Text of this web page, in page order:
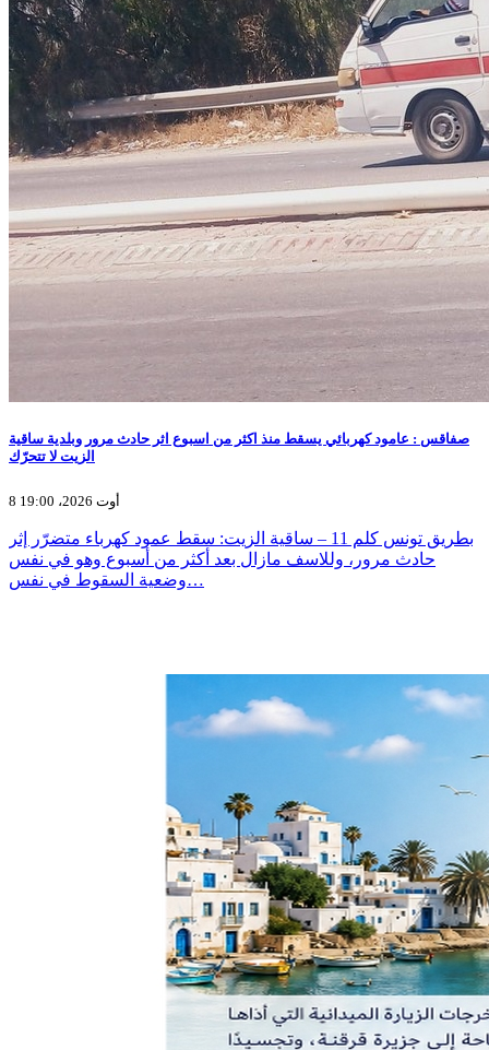
صفاقس : عامود كهربائي يسقط منذ اكثر من اسبوع اثر حادث مرور وبلدية ساقية
الزيت لا تتحرّك
8 أوت 2026، 19:00
بطريق تونس كلم 11 – ساقية الزيت: سقط عمود كهرباء متضرّر إثر
حادث مرور، وللاسف مازال بعد أكثر من أسبوع وهو في نفس
وضعية السقوط في نفس…